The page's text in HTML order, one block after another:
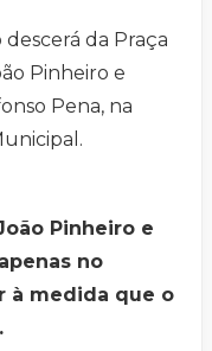
da Praça
Pinheiro e
Pena, na
Pinheiro e
no
à medida que o